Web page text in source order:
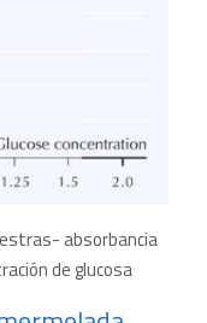
absorbancia
de glucosa